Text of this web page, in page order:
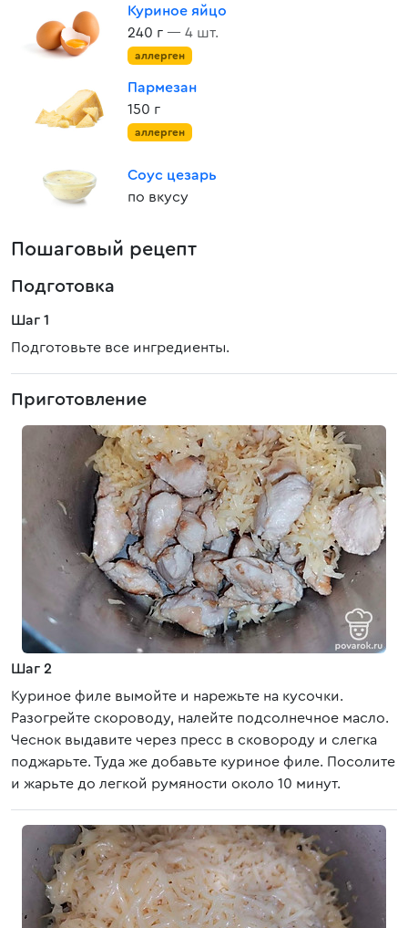
Куриное яйцо
240 г — 4 шт.
аллерген
Пармезан
150 г
аллерген
Соус цезарь
по вкусу
Пошаговый рецепт
Подготовка
Шаг 1
Подготовьте все ингредиенты.
Приготовление
Шаг 2
Куриное филе вымойте и нарежьте на кусочки.
Разогрейте скороводу, налейте подсолнечное масло.
Чеснок выдавите через пресс в сковороду и слегка
поджарьте. Туда же добавьте куриное филе. Посолите
и жарьте до легкой румяности около 10 минут.